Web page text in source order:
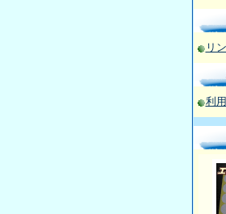
リ
利